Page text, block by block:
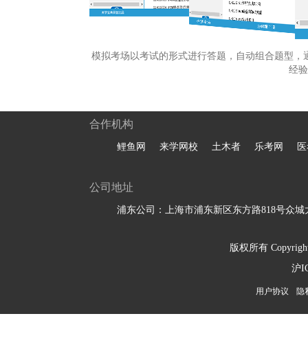
模拟考场以考试的形式进行答题，自动组合题型
经
合作机构
鲤鱼网 来学网校 土木者 乐考网
公司地址
浦东公司：上海市浦东新区东方路818号众城
版权所有
沪
用户协议 隐